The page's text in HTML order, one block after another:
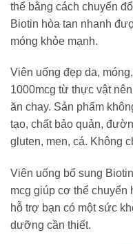
thể bằng cách chuyển
Biotin hòa tan nhanh
móng khỏe mạnh.
Viên uống đẹp da,
1000mcg từ thực vật
ăn chay. Sản phẩm
tạo, chất bảo quản,
gluten, men, cá. Không
Viên uống bổ sung
mcg giúp cơ thể chuyển
hỗ trợ bạn có một sức
dưỡng cần thiết.